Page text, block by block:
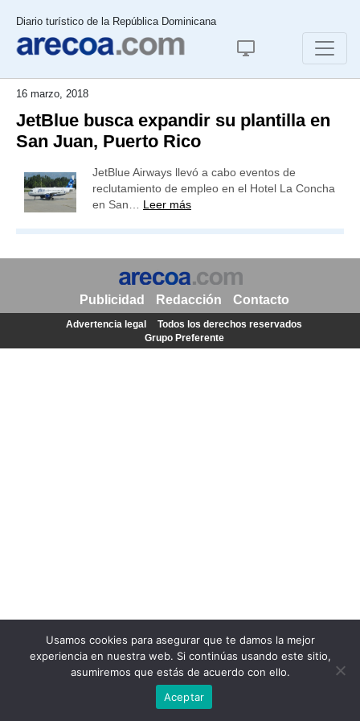
Diario turístico de la República Dominicana
16 marzo, 2018
JetBlue busca expandir su plantilla en
San Juan, Puerto Rico
JetBlue Airways llevó a cabo eventos de
reclutamiento de empleo en el Hotel La Concha
en San… Leer más
Usamos cookies para asegurar que te damos la mejor
experiencia en nuestra web. Si continúas usando este sitio,
asumiremos que estás de acuerdo con ello.
Aceptar
Publicidad Redacción Contacto
Advertencia legal
Todos los derechos reservados
Grupo Preferente